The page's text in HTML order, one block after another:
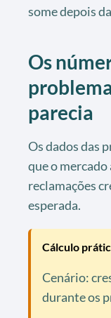
some depois
Os
parecia
Os dados das
que o
reclamações
esperada.
Cálculo
Cenário:
durante os